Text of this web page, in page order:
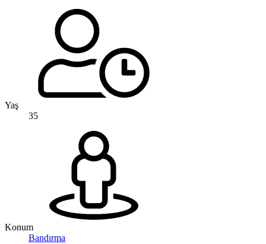
Yaş
35
Konum
Bandırma